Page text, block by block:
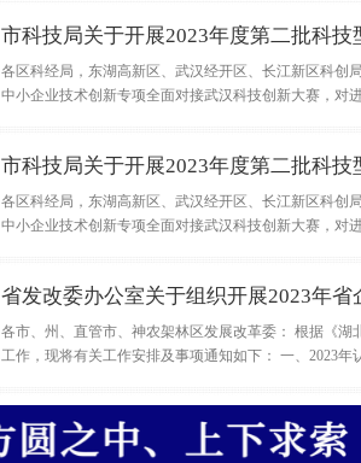
市科技局关于开展2023年度第二批科
各区科经局，东湖高新区、武汉经开区、长江新区科创
中小企业技术创新专项全面对接武汉科技创新大赛，对
市科技局关于开展2023年度第二批科
各区科经局，东湖高新区、武汉经开区、长江新区科创
中小企业技术创新专项全面对接武汉科技创新大赛，对
省发改委办公室关于组织开展2023年
各市、州、直管市、神农架林区发展改革委： 根据《
工作，现将有关工作安排及事项通知如下： 一、2023